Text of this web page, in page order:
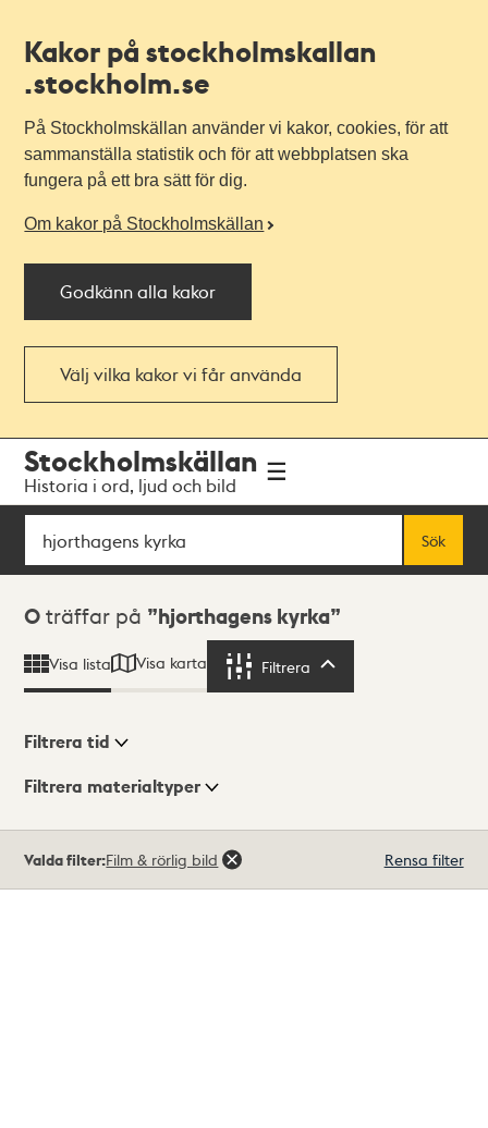
Kakor på stockholmskallan
.stockholm.se
På Stockholmskällan använder vi kakor, cookies, för att
sammanställa statistik och för att webbplatsen ska
fungera på ett bra sätt för dig.
Om kakor på Stockholmskällan
Godkänn alla kakor
Välj vilka kakor vi får använda
navigationen
huvudinnehållet
Stockholmskällan
Historia i ord, ljud och bild
Sök
Sök
Sökresultat
0 träffar på hjorthagens kyrka
Visa lista Visa karta Filtrera
Visningsläge
Filtrera tid
Filtrera materialtyper
träffar
Valda filter:Film & rörlig bild Rensa filter